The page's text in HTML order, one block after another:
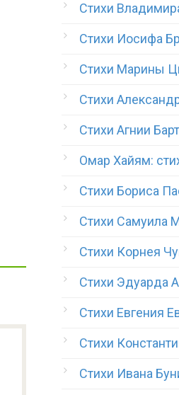
Стихи
Стихи Иосифа
Стихи Марины
Стихи
Стихи Агнии
Омар Хайям:
Стихи Бориса
Стихи Самуила
Стихи Корнея
Стихи Эдуарда
Стихи Евгения
Стихи
Стихи Ивана